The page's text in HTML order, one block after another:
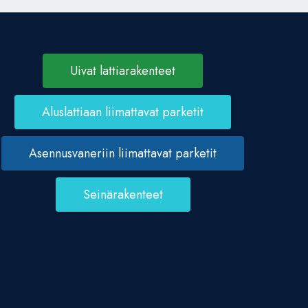
Uivat lattiarakenteet
Aluslattiaan liimattavat parketit
Asennusvaneriin liimattavat parketit
Seinärakenteet